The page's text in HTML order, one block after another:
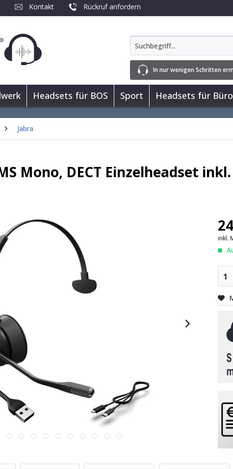
Kontakt Rückruf anfordern
In nur wenigen Schritten
Headsets für BOS Sport Headsets für
Jabra
Mono, DECT Einzelheadset inkl.
inkl.
1